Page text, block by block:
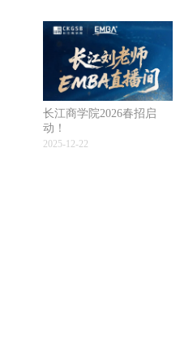
长江商学院2026春招启
动！
2025-12-22